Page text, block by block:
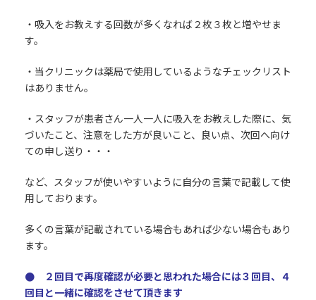
・吸入をお教えする回数が多くなれば２枚３枚と増やせま
す。
・当クリニックは薬局で使用しているようなチェックリスト
はありません。
・スタッフが患者さん一人一人に吸入をお教えした際に、気
づいたこと、注意をした方が良いこと、良い点、次回へ向け
ての申し送り・・・
など、スタッフが使いやすいように自分の言葉で記載して使
用しております。
多くの言葉が記載されている場合もあれば少ない場合もあり
ます。
● ２回目で再度確認が必要と思われた場合には３回目、４
回目と一緒に確認をさせて頂きます